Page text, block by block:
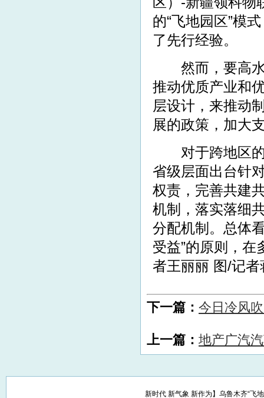
的“飞地园区”模
了先行经验。
然而，要高水
推动优质产业和
层设计，来推动
展的政策，加大
对于跨地区的“
省级层面出台针
权责，完善共建
机制，落实落细
分配机制。总体
受益”的原则，
者王丽丽 图/记者
下一篇： 今日冷风
上一篇： 地产广汽
新时代 新气象 新作为】乌鲁木齐“飞